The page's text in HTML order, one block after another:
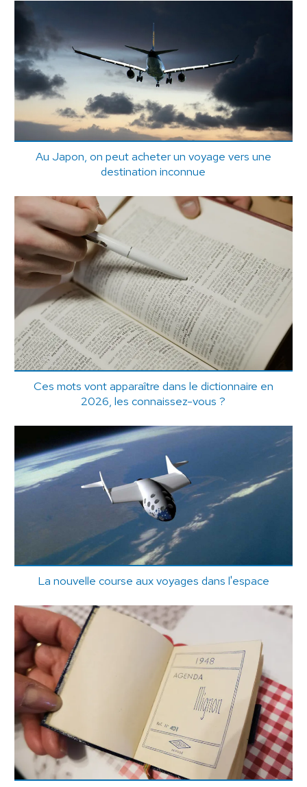
Au Japon, on peut acheter un voyage vers une
destination inconnue
Ces mots vont apparaître dans le dictionnaire en
2026, les connaissez-vous ?
La nouvelle course aux voyages dans l'espace